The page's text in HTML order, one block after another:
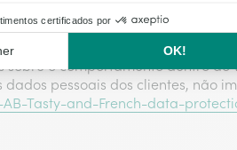
website registando o
o comportamento dentro
pessoais dos clientes, não
Tasty-and-French-data-